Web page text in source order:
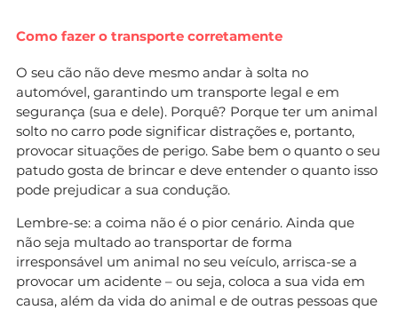
Como fazer o transporte corretamente
O seu cão não deve mesmo andar à solta no
automóvel, garantindo um transporte legal e em
segurança (sua e dele). Porquê? Porque ter um animal
solto no carro pode significar distrações e, portanto,
provocar situações de perigo. Sabe bem o quanto o seu
patudo gosta de brincar e deve entender o quanto isso
pode prejudicar a sua condução.
Lembre-se: a coima não é o pior cenário. Ainda que
não seja multado ao transportar de forma
irresponsável um animal no seu veículo, arrisca-se a
provocar um acidente – ou seja, coloca a sua vida em
causa, além da vida do animal e de outras pessoas que